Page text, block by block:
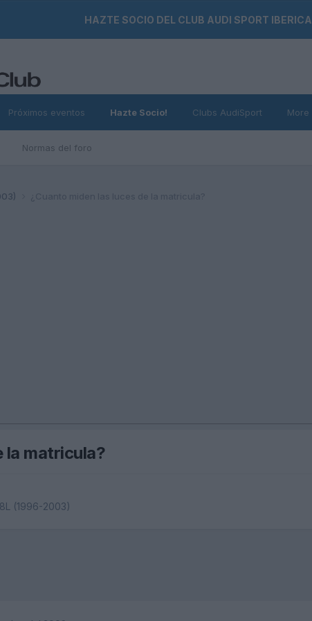
HAZTE SOCIO DEL CLUB AUDI SPORT IBERICA
Normas del foro
Próximos eventos Hazte Socio! Clubs AudiSport More
la matricula?
(1996-2003)